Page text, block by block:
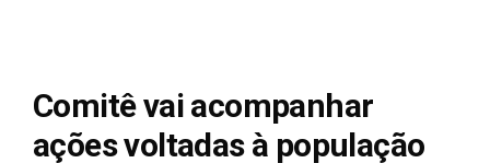
Comitê vai acompanhar
ações voltadas à população